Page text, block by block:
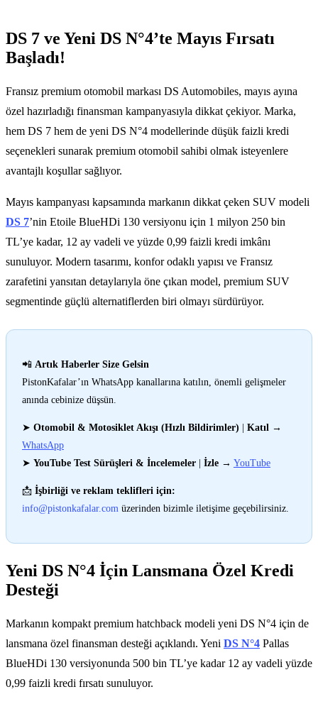
DS 7 ve Yeni DS N°4’te Mayıs Fırsatı
Başladı!
Fransız premium otomobil markası DS Automobiles, mayıs ayına
özel hazırladığı finansman kampanyasıyla dikkat çekiyor. Marka,
hem DS 7 hem de yeni DS N°4 modellerinde düşük faizli kredi
seçenekleri sunarak premium otomobil sahibi olmak isteyenlere
avantajlı koşullar sağlıyor.
Mayıs kampanyası kapsamında markanın dikkat çeken SUV modeli
DS 7’nin Etoile BlueHDi 130 versiyonu için 1 milyon 250 bin
TL’ye kadar, 12 ay vadeli ve yüzde 0,99 faizli kredi imkânı
sunuluyor. Modern tasarımı, konfor odaklı yapısı ve Fransız
zarafetini yansıtan detaylarıyla öne çıkan model, premium SUV
segmentinde güçlü alternatiflerden biri olmayı sürdürüyor.
📲 Artık Haberler Size Gelsin
PistonKafalar’ın WhatsApp kanallarına katılın, önemli gelişmeler
anında cebinize düşsün.
➤ Otomobil & Motosiklet Akışı (Hızlı Bildirimler) | Katıl →
WhatsApp
➤ YouTube Test Sürüşleri & İncelemeler | İzle → YouTube
📩 İşbirliği ve reklam teklifleri için:
info@pistonkafalar.com üzerinden bizimle iletişime geçebilirsiniz.
Yeni DS N°4 İçin Lansmana Özel Kredi
Desteği
Markanın kompakt premium hatchback modeli yeni DS N°4 için de
lansmana özel finansman desteği açıklandı. Yeni DS N°4 Pallas
BlueHDi 130 versiyonunda 500 bin TL’ye kadar 12 ay vadeli yüzde
0,99 faizli kredi fırsatı sunuluyor.